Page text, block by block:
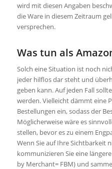
wird mit diesen Angaben
die Ware in diesem Zeitraum
versprechen.
Was tun als
Solch eine Situation ist noch
jeder hilflos dar steht und
geben kann. Auf jeden Fall
werden. Vielleicht dämmt eine
Bestellungen ein, sodass der
Möglicherweise wäre es
stellen, bevor es zu einem
Wenn Sie auf Ihre Sichtbarkeit
kommunizieren Sie eine
by Merchant= FBM) und